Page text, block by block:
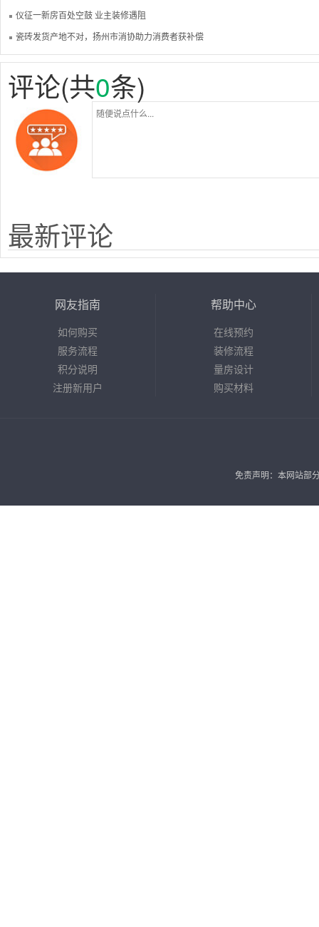
仪征一新房百处空鼓 业主装修遇阻
瓷砖发货产地不对，扬州市消协助力消费者获补偿
评论(共0条)
最新评论
网友指南
如何购买
服务流程
积分说明
注册新用户
帮助中心
在线预约
装修流程
量房设计
购买材料
免责声明：本网站部